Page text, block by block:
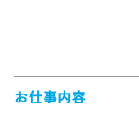
お仕事内容